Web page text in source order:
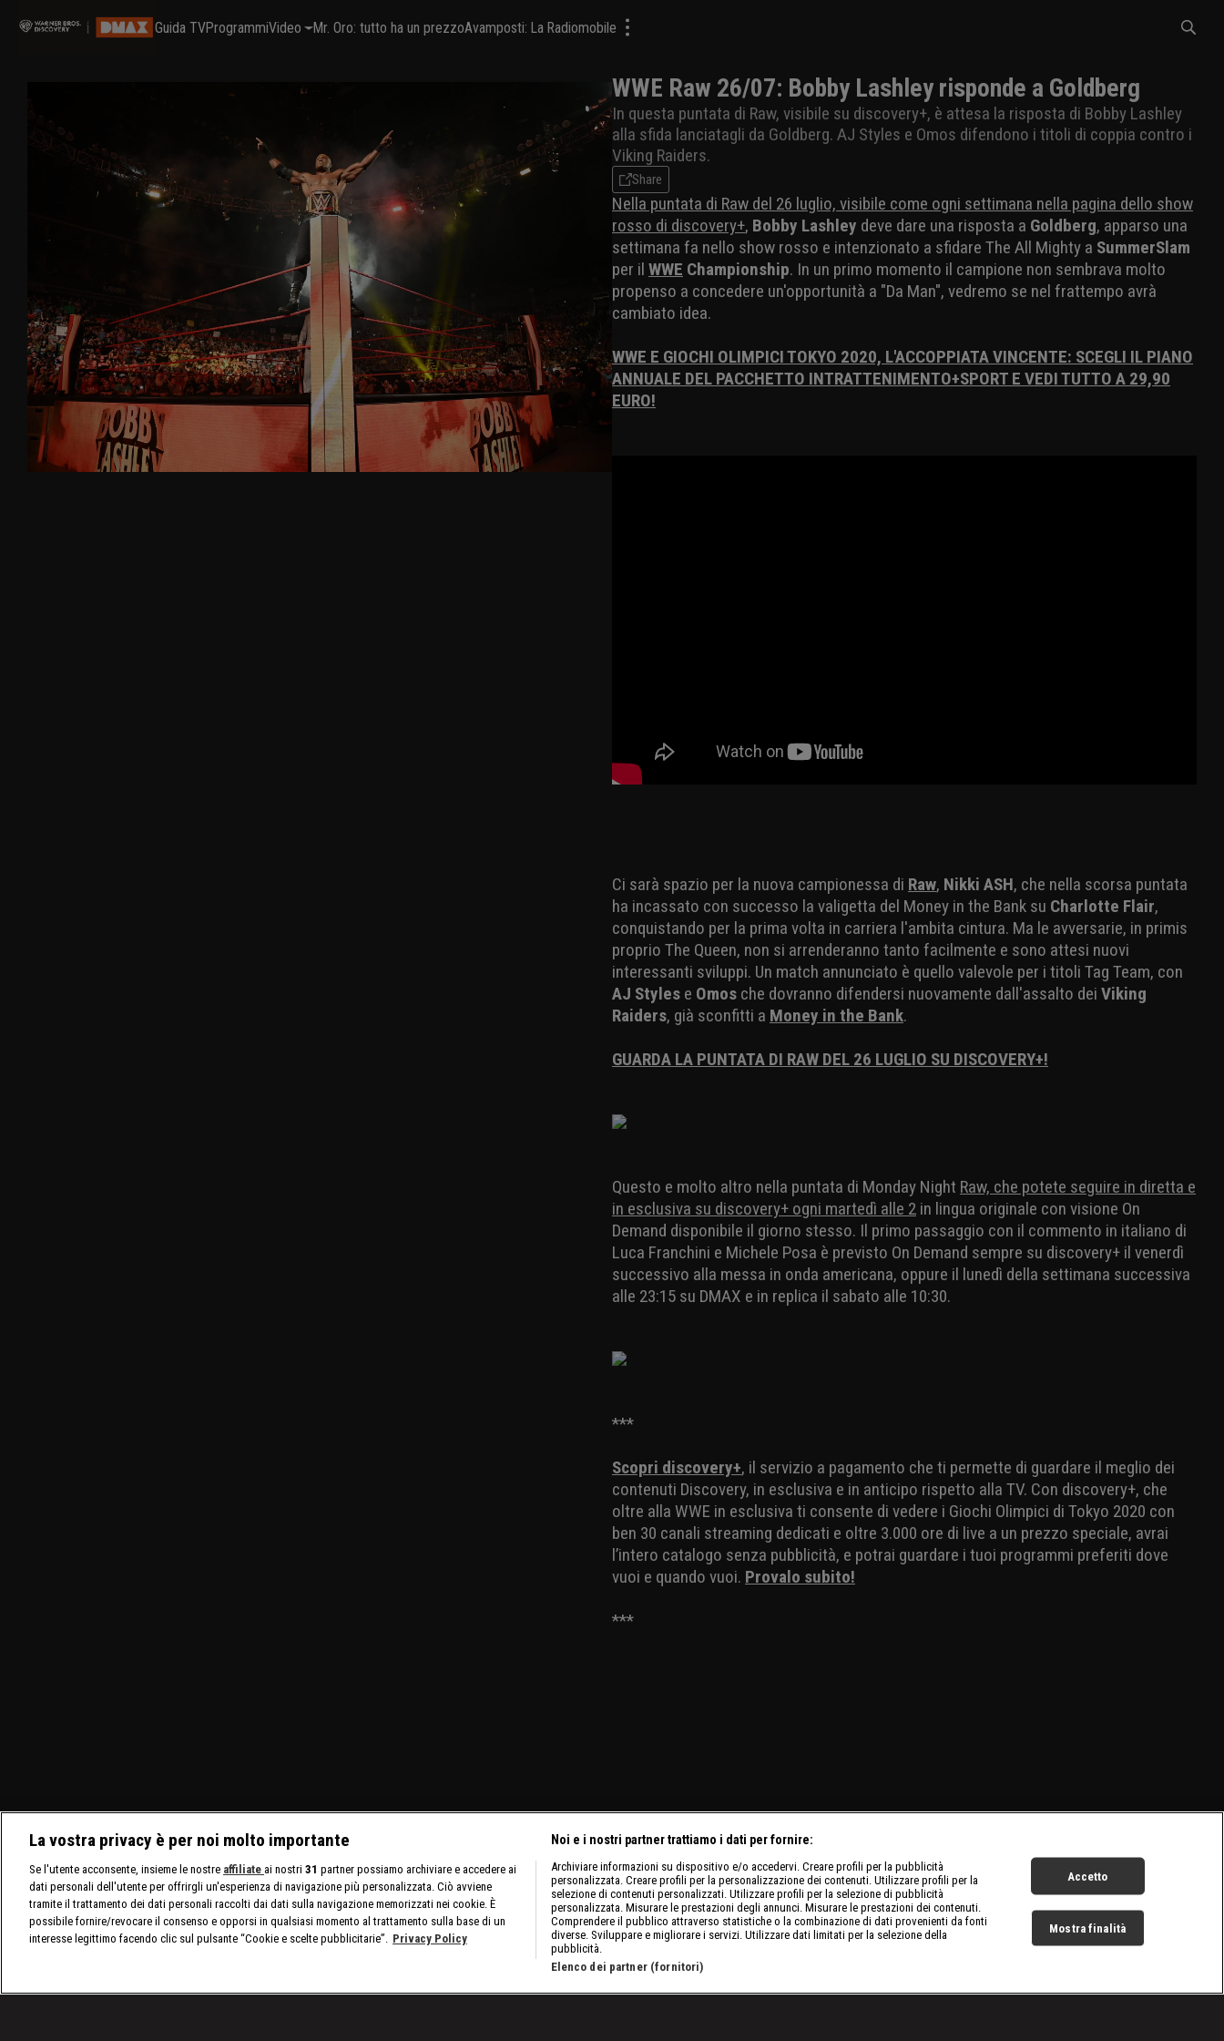
Guida TVProgrammiVideo Mr. Oro: tutto ha un prezzoAvamposti: La Radiomobile
WWE Raw 26/07: Bobby Lashley risponde a Goldberg
In questa puntata di Raw, visibile su discovery+, è attesa la risposta di Bobby Lashley
alla sfida lanciatagli da Goldberg. AJ Styles e Omos difendono i titoli di coppia contro i
Viking Raiders.
Share
Nella puntata di Raw del 26 luglio, visibile come ogni settimana nella pagina dello show
rosso di discovery+, Bobby Lashley deve dare una risposta a Goldberg, apparso una
settimana fa nello show rosso e intenzionato a sfidare The All Mighty a SummerSlam
per il WWE Championship. In un primo momento il campione non sembrava molto
propenso a concedere un'opportunità a "Da Man", vedremo se nel frattempo avrà
cambiato idea.
WWE E GIOCHI OLIMPICI TOKYO 2020, L'ACCOPPIATA VINCENTE: SCEGLI IL PIANO
ANNUALE DEL PACCHETTO INTRATTENIMENTO+SPORT E VEDI TUTTO A 29,90
EURO!
Ci sarà spazio per la nuova campionessa di Raw, Nikki ASH, che nella scorsa puntata
ha incassato con successo la valigetta del Money in the Bank su Charlotte Flair,
conquistando per la prima volta in carriera l'ambita cintura. Ma le avversarie, in primis
proprio The Queen, non si arrenderanno tanto facilmente e sono attesi nuovi
interessanti sviluppi. Un match annunciato è quello valevole per i titoli Tag Team, con
AJ Styles e Omos che dovranno difendersi nuovamente dall'assalto dei Viking
Raiders, già sconfitti a Money in the Bank.
GUARDA LA PUNTATA DI RAW DEL 26 LUGLIO SU DISCOVERY+!
Questo e molto altro nella puntata di Monday Night Raw, che potete seguire in diretta e
in esclusiva su discovery+ ogni martedì alle 2 in lingua originale con visione On
Demand disponibile il giorno stesso. Il primo passaggio con il commento in italiano di
Luca Franchini e Michele Posa è previsto On Demand sempre su discovery+ il venerdì
successivo alla messa in onda americana, oppure il lunedì della settimana successiva
alle 23:15 su DMAX e in replica il sabato alle 10:30.
***
Scopri discovery+, il servizio a pagamento che ti permette di guardare il meglio dei
contenuti Discovery, in esclusiva e in anticipo rispetto alla TV. Con discovery+, che
oltre alla WWE in esclusiva ti consente di vedere i Giochi Olimpici di Tokyo 2020 con
ben 30 canali streaming dedicati e oltre 3.000 ore di live a un prezzo speciale, avrai
l’intero catalogo senza pubblicità, e potrai guardare i tuoi programmi preferiti dove
vuoi e quando vuoi. Provalo subito!
***
La vostra privacy è per noi molto importante
Se l'utente acconsente, insieme le nostre affiliate ai nostri 31 partner possiamo archiviare e accedere ai
dati personali dell'utente per offrirgli un'esperienza di navigazione più personalizzata. Ciò avviene
tramite il trattamento dei dati personali raccolti dai dati sulla navigazione memorizzati nei cookie. È
possibile fornire/revocare il consenso e opporsi in qualsiasi momento al trattamento sulla base di un
interesse legittimo facendo clic sul pulsante “Cookie e scelte pubblicitarie”. Privacy Policy
Noi e i nostri partner trattiamo i dati per fornire:
Archiviare informazioni su dispositivo e/o accedervi. Creare profili per la pubblicità
personalizzata. Creare profili per la personalizzazione dei contenuti. Utilizzare profili per la
selezione di contenuti personalizzati. Utilizzare profili per la selezione di pubblicità
personalizzata. Misurare le prestazioni degli annunci. Misurare le prestazioni dei contenuti.
Comprendere il pubblico attraverso statistiche o la combinazione di dati provenienti da fonti
diverse. Sviluppare e migliorare i servizi. Utilizzare dati limitati per la selezione della
pubblicità.
Elenco dei partner (fornitori)
Accetto
Mostra finalità